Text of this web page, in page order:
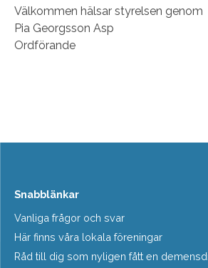
Välkommen hälsar styrelsen genom
Pia Georgsson Asp
Ordförande
Snabblänkar
Vanliga frågor och svar
Här finns våra lokala föreningar
Råd till dig som nyligen fått en